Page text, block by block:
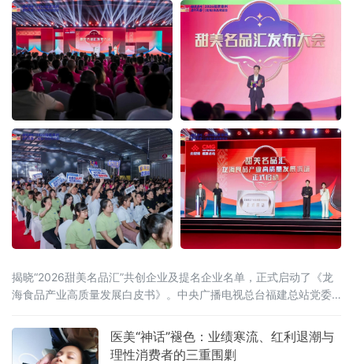
揭晓“2026甜美名品汇”共创企业及提名企业名单，正式启动了《龙
海食品产业高质量发展白皮书》。中央广播电视总台福建总站党委
科学家应铁进，福建省食品工业协会会长刘宜锋，中央电视台财经
评论员刘戈，漳州市龙海区
医美“神话”褪色：业绩寒流、红利退潮与
理性消费者的三重围剿